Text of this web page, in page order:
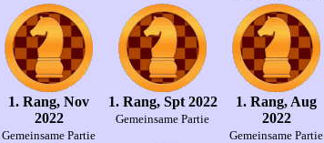
1. Rang, Nov
2022
Gemeinsame Partie
1. Rang, Spt 2022
Gemeinsame Partie
1. Rang, Aug
2022
Gemeinsame Partie